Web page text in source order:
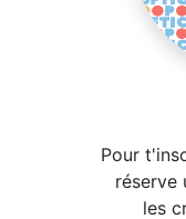
Pour
réserve
les